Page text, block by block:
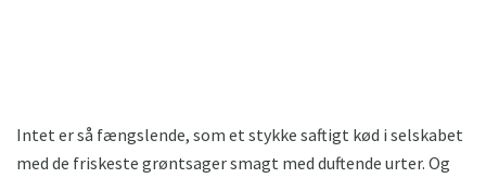
Intet er så fængslende, som et stykke saftigt kød i selskabet
med de friskeste grøntsager smagt med duftende urter. Og